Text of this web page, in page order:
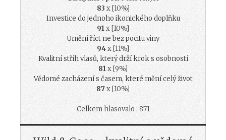
83 x [10%]
Investice do jednoho ikonického doplňku
91x [10%]
Umění říct ne bez pocitu viny
94x [11%]
Kvalitní střih vlasů, který drží krok s osobností
81x [9%]
Vědomé zacházení s časem, které mění celý život
87x [10%]
Celkem hlasovalo : 871